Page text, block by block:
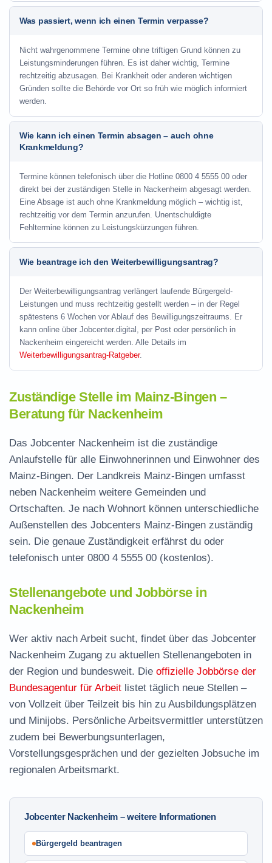
Was passiert, wenn ich einen Termin verpasse?
Nicht wahrgenommene Termine ohne triftigen Grund können zu
Leistungsminderungen führen. Es ist daher wichtig, Termine
rechtzeitig abzusagen. Bei Krankheit oder anderen wichtigen
Gründen sollte die Behörde vor Ort so früh wie möglich informiert
werden.
Wie kann ich einen Termin absagen – auch ohne
Krankmeldung?
Termine können telefonisch über die Hotline 0800 4 5555 00 oder
direkt bei der zuständigen Stelle in Nackenheim abgesagt werden.
Eine Absage ist auch ohne Krankmeldung möglich – wichtig ist,
rechtzeitig vor dem Termin anzurufen. Unentschuldigte
Fehltermine können zu Leistungskürzungen führen.
Wie beantrage ich den Weiterbewilligungsantrag?
Der Weiterbewilligungsantrag verlängert laufende Bürgergeld-
Leistungen und muss rechtzeitig gestellt werden – in der Regel
spätestens 6 Wochen vor Ablauf des Bewilligungszeitraums. Er
kann online über Jobcenter.digital, per Post oder persönlich in
Nackenheim eingereicht werden. Alle Details im
Weiterbewilligungsantrag-Ratgeber.
Zuständige Stelle im Mainz-Bingen –
Beratung für Nackenheim
Das Jobcenter Nackenheim ist die zuständige
Anlaufstelle für alle Einwohnerinnen und Einwohner des
Mainz-Bingen. Der Landkreis Mainz-Bingen umfasst
neben Nackenheim weitere Gemeinden und
Ortschaften. Je nach Wohnort können unterschiedliche
Außenstellen des Jobcenters Mainz-Bingen zuständig
sein. Die genaue Zuständigkeit erfährst du oder
telefonisch unter 0800 4 5555 00 (kostenlos).
Stellenangebote und Jobbörse in
Nackenheim
Wer aktiv nach Arbeit sucht, findet über das Jobcenter
Nackenheim Zugang zu aktuellen Stellenangeboten in
der Region und bundesweit. Die offizielle Jobbörse der
Bundesagentur für Arbeit listet täglich neue Stellen –
von Vollzeit über Teilzeit bis hin zu Ausbildungsplätzen
und Minijobs. Persönliche Arbeitsvermittler unterstützen
zudem bei Bewerbungsunterlagen,
Vorstellungsgesprächen und der gezielten Jobsuche im
regionalen Arbeitsmarkt.
Jobcenter Nackenheim – weitere Informationen
Bürgergeld beantragen